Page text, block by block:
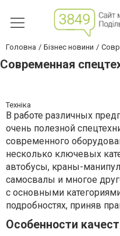
Головна Бізнес новини
Современная
Техніка
В работе различных
очень полезной
современного
несколько ключевых
автобусы, краны-
самосвалы и многое
с основными
подробностях, приняв
Особенности